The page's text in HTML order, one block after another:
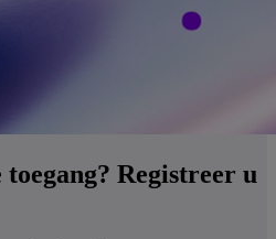
toegang? Registreer u